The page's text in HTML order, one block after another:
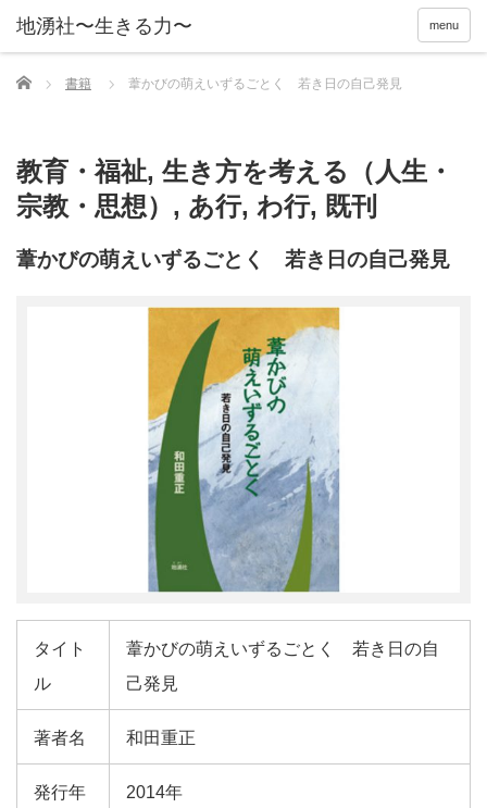
menu
Home 書籍 葦かびの萌えいずるごとく 若き日の自己発見
教育・福祉, 生き方を考える（人生・
宗教・思想） , あ行, わ行, 既刊
葦かびの萌えいずるごとく 若き日の自己発見
タイト
ル
葦かびの萌えいずるごとく 若き日の自
己発見
著者名 和田重正
発行年 2014年